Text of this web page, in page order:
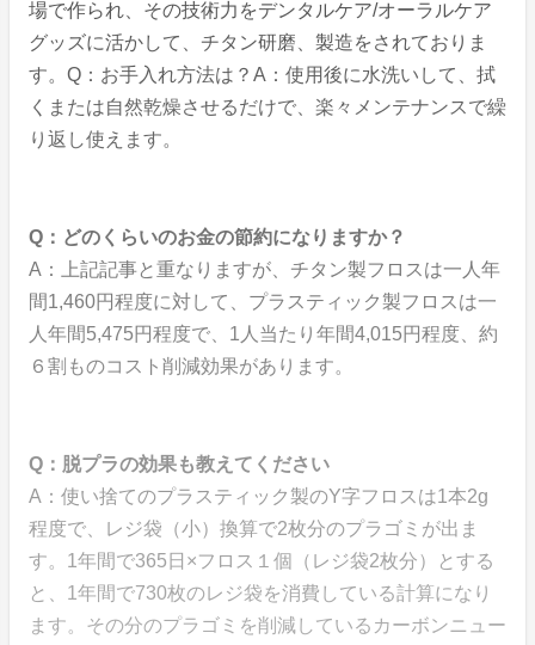
場で作られ、その技術力をデンタルケア/オーラルケア
グッズに活かして、チタン研磨、製造をされておりま
す。Q：お手入れ方法は？A：使用後に水洗いして、拭
くまたは自然乾燥させるだけで、楽々メンテナンスで繰
り返し使えます。
Q：どのくらいのお金の節約になりますか？
A：上記記事と重なりますが、チタン製フロスは一人年
間1,460円程度に対して、プラスティック製フロスは一
人年間5,475円程度で、1人当たり年間4,015円程度、約
６割ものコスト削減効果があります。
Q：脱プラの効果も教えてください
A：使い捨てのプラスティック製のY字フロスは1本2g
程度で、レジ袋（小）換算で2枚分のプラゴミが出ま
す。1年間で365日×フロス１個（レジ袋2枚分）とする
と、1年間で730枚のレジ袋を消費している計算になり
ます。その分のプラゴミを削減しているカーボンニュー